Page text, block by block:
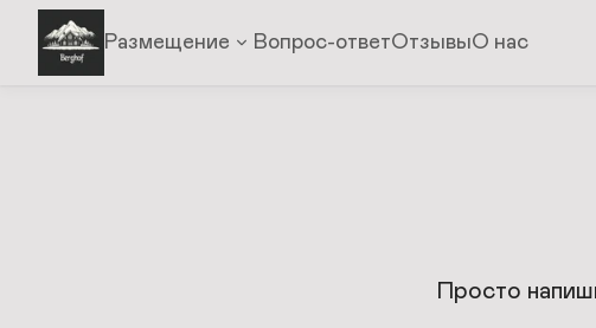
Размещение Вопрос-ответОтзывыО нас
Просто